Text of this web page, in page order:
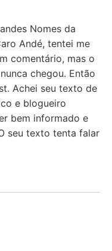
Nomes da
Andé, tentei me
comentário, mas o
chegou. Então
Achei seu texto de
e blogueiro
bem informado e
seu texto tenta falar